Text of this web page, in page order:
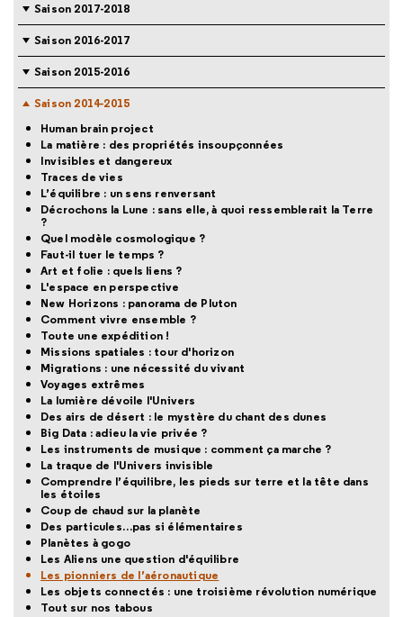
Saison 2017-2018
Saison 2016-2017
Saison 2015-2016
Saison 2014-2015
Human brain project
La matière : des propriétés insoupçonnées
Invisibles et dangereux
Traces de vies
L’équilibre : un sens renversant
Décrochons la Lune : sans elle, à quoi ressemblerait la Terre
?
Quel modèle cosmologique ?
Faut-il tuer le temps ?
Art et folie : quels liens ?
L'espace en perspective
New Horizons : panorama de Pluton
Comment vivre ensemble ?
Toute une expédition !
Missions spatiales : tour d'horizon
Migrations : une nécessité du vivant
Voyages extrêmes
La lumière dévoile l'Univers
Des airs de désert : le mystère du chant des dunes
Big Data : adieu la vie privée ?
Les instruments de musique : comment ça marche ?
La traque de l'Univers invisible
Comprendre l’équilibre, les pieds sur terre et la tête dans
les étoiles
Coup de chaud sur la planète
Des particules…pas si élémentaires
Planètes à gogo
Les Aliens une question d'équilibre
Les pionniers de l’aéronautique
Les objets connectés : une troisième révolution numérique
Tout sur nos tabous